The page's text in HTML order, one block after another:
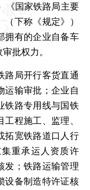
《国家铁路局主要
下称《规定》）
拥有的企业自备车
批权力。
局开行客货直通
运输审批；企业自
铁路专用线与国铁
程施工、监理、
拓宽铁路道口人行
重承运人资质许
发；铁路运输管理
设备制造特许证核